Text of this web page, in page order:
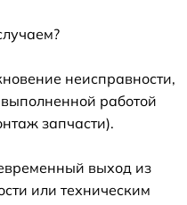
неисправности,
работой
запчасти).
выход из
или техническим